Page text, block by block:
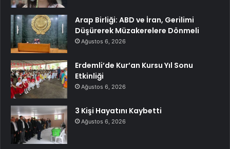
Arap Birliği: ABD ve İran, Gerilimi
Düşürerek Müzakerelere Dönmeli
Ağustos 6, 2026
Erdemli’de Kur’an Kursu Yıl Sonu
Etkinliği
Ağustos 6, 2026
3 Kişi Hayatını Kaybetti
Ağustos 6, 2026